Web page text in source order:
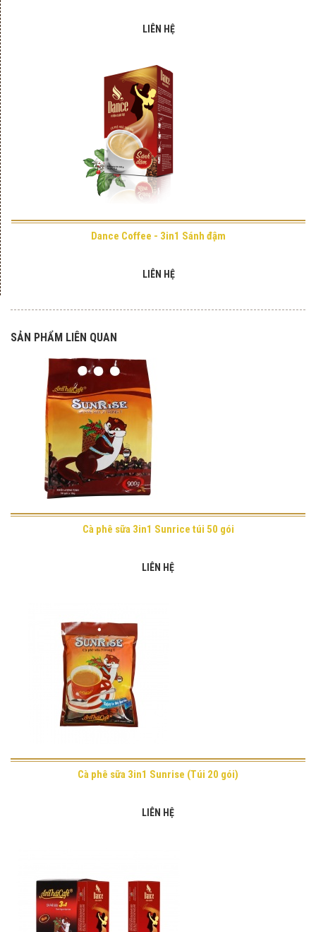
LIÊN HỆ
Dance Coffee - 3in1 Sánh đậm
LIÊN HỆ
SẢN PHẨM LIÊN QUAN
Cà phê sữa 3in1 Sunrice túi 50 gói
LIÊN HỆ
Cà phê sữa 3in1 Sunrise (Túi 20 gói)
LIÊN HỆ